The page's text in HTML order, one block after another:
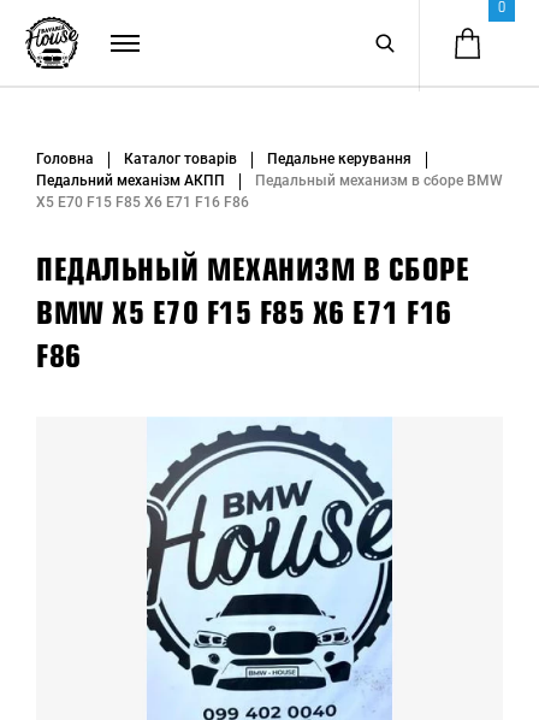
0
Головна Каталог товарів
Педальне керування
Педальний механізм АКПП
Педальный механизм в сборе BMW
X5 E70 F15 F85 X6 E71 F16 F86
ПЕДАЛЬНЫЙ МЕХАНИЗМ В СБОРЕ
BMW X5 E70 F15 F85 X6 E71 F16
F86